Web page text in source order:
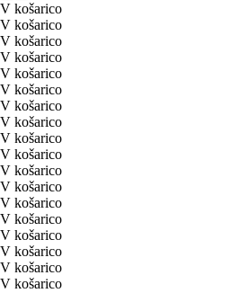
V košarico
V košarico
V košarico
V košarico
V košarico
V košarico
V košarico
V košarico
V košarico
V košarico
V košarico
V košarico
V košarico
V košarico
V košarico
V košarico
V košarico
V košarico